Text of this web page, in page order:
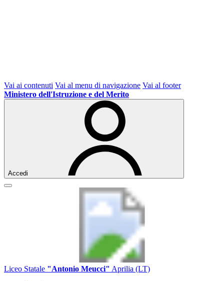
Vai ai contenuti Vai al menu di navigazione Vai al footer
Ministero dell'Istruzione e del Merito
Accedi
Liceo Statale "Antonio Meucci" Aprilia (LT)